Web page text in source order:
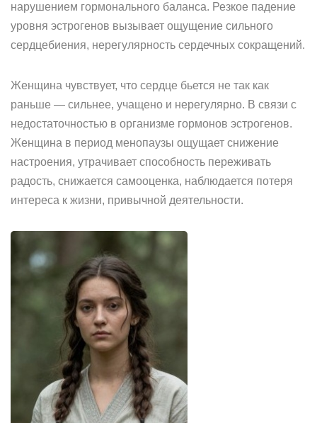
нарушением гормонального баланса. Резкое падение
уровня эстрогенов вызывает ощущение сильного
сердцебиения, нерегулярность сердечных сокращений.
Женщина чувствует, что сердце бьется не так как
раньше — сильнее, учащено и нерегулярно. В связи с
недостаточностью в организме гормонов эстрогенов.
Женщина в период менопаузы ощущает снижение
настроения, утрачивает способность переживать
радость, снижается самооценка, наблюдается потеря
интереса к жизни, привычной деятельности.